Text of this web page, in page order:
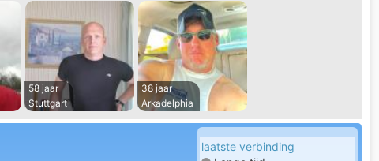
58 jaar
Stuttgart
38 jaar
Arkadelphia
laatste verbinding